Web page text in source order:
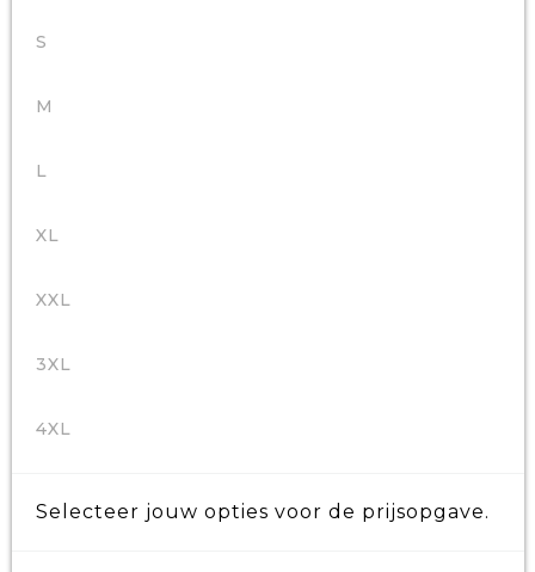
S
M
L
XL
XXL
3XL
4XL
Selecteer jouw opties voor de prijsopgave.